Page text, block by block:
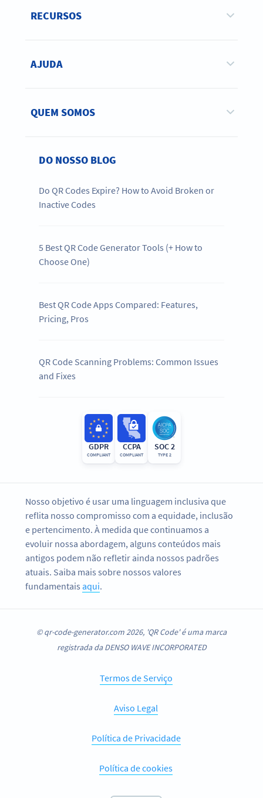
RECURSOS
AJUDA
QUEM SOMOS
DO NOSSO BLOG
Do QR Codes Expire? How to Avoid Broken or
Inactive Codes
5 Best QR Code Generator Tools (+ How to
Choose One)
Best QR Code Apps Compared: Features,
Pricing, Pros
QR Code Scanning Problems: Common Issues
and Fixes
GDPR
COMPLIANT
CCPA
COMPLIANT
SOC 2
TYPE 2
Nosso objetivo é usar uma linguagem inclusiva que
reflita nosso compromisso com a equidade, inclusão
e pertencimento. À medida que continuamos a
evoluir nossa abordagem, alguns conteúdos mais
antigos podem não refletir ainda nossos padrões
atuais. Saiba mais sobre nossos valores
fundamentaisaqui.
© qr-code-generator.com 2026, 'QR Code' é uma marca
registrada da DENSO WAVE INCORPORATED
Termos de Serviço
Aviso Legal
Política de Privacidade
Política de cookies